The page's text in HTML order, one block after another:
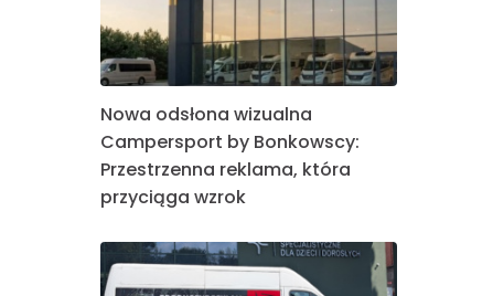
Nowa odsłona wizualna
Campersport by Bonkowscy:
Przestrzenna reklama, która
przyciąga wzrok